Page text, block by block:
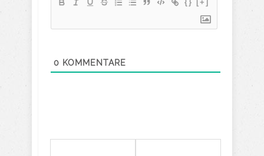
{} [+]
0 KOMMENTARE